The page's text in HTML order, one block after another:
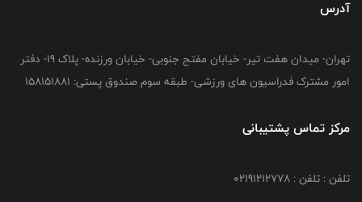
آدرس
تهران- میدان هفت تیر- خیابان مفتح جنوبی- خیابان ورزنده- پلاک 19- دفتر
امور مشترک فدراسیون های ورزشی- طبقه سوم صندوق پستی: 158151881
مرکز تماس پشتیبانی
تلفن : تلفن : 02191212778